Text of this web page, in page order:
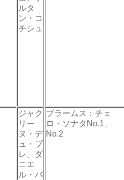
ルタ
ン・コ
チシュ
ジャク
リー
ヌ・デ
ュ・プ
レ、ダ
ニエ
ル・バ
ブラームス：チェ
ロ・ソナタNo.1、
No.2